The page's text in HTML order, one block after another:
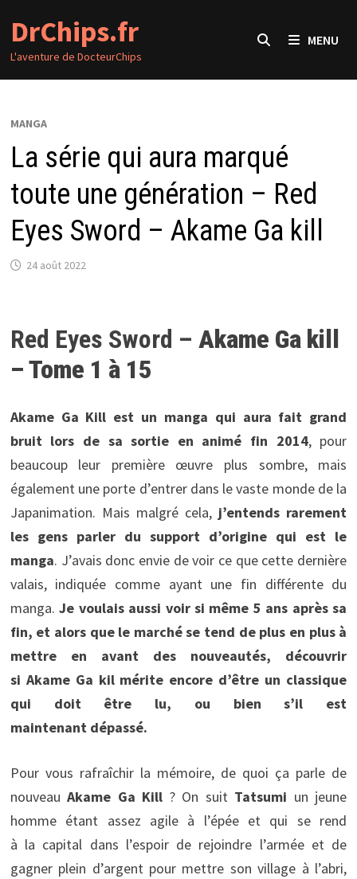
contenu
DrChips.fr
L'aventure de DocteurChips
MENU
MANGA
La série qui aura marqué
toute une génération – Red
Eyes Sword – Akame Ga kill
24 août 2022
Red Eyes Sword – Akame Ga kill
– Tome 1 à 15
Akame Ga Kill est un manga qui aura fait grand
bruit lors de sa sortie en animé fin 2014, pour
beaucoup leur première œuvre plus sombre, mais
également une porte d’entrer dans le vaste monde de la
Japanimation. Mais malgré cela, j’entends rarement
les gens parler du support d’origine qui est le
manga. J’avais donc envie de voir ce que cette dernière
valais, indiquée comme ayant une fin différente du
manga.Je voulais aussi voir si même 5 ans après sa
fin, et alors que le marché se tend de plus en plus à
mettre en avant des nouveautés, découvrir
si Akame Ga kil mérite encore d’être un classique
qui doit être lu, ou bien s’il est
maintenant dépassé.
Pour vous rafraîchir la mémoire, de quoi ça parle de
nouveauAkame Ga Kill ? On suit Tatsumi un jeune
homme étant assez agile à l’épée et qui se rend
à la capital dans l’espoir de rejoindre l’armée et de
gagner plein d’argent pour mettre son village à l’abri,